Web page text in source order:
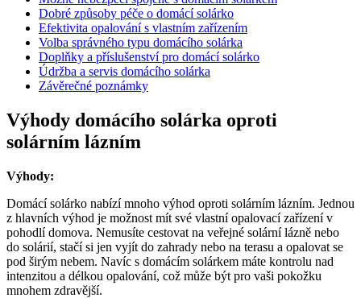
Dobré způsoby péče o domácí solárko
Efektivita opalování s vlastním zařízením
Volba správného typu domácího solárka
Doplňky a příslušenství pro domácí solárko
Údržba a servis domácího solárka
Závěrečné poznámky
Výhody domácího solárka oproti
solárním lázním
Výhody:
Domácí solárko nabízí mnoho výhod oproti solárním lázním. Jednou
z hlavních výhod je možnost mít své vlastní opalovací zařízení v
pohodlí domova. Nemusíte cestovat na veřejné solární lázně nebo
do solárií, stačí si jen vyjít do zahrady nebo na terasu a opalovat se
pod širým nebem. Navíc s domácím solárkem máte kontrolu nad
intenzitou a délkou opalování, což může být pro vaši pokožku
mnohem zdravější.